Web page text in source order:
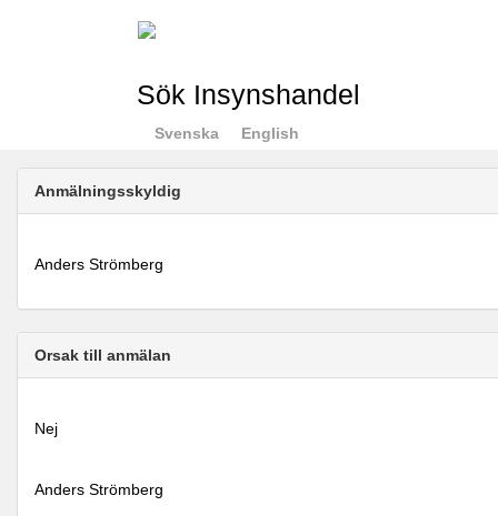
Sök Insynshandel
Svenska English
Anmälningsskyldig
Anders Strömberg
Orsak till anmälan
Nej
Anders Strömberg